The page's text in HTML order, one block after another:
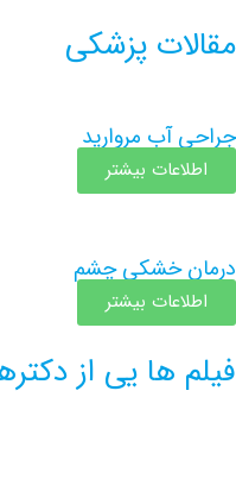
مقالات پزشکی
جراحی آب مروارید
اطلاعات بیشتر
درمان خشکی چشم
اطلاعات بیشتر
فیلم ها یی از